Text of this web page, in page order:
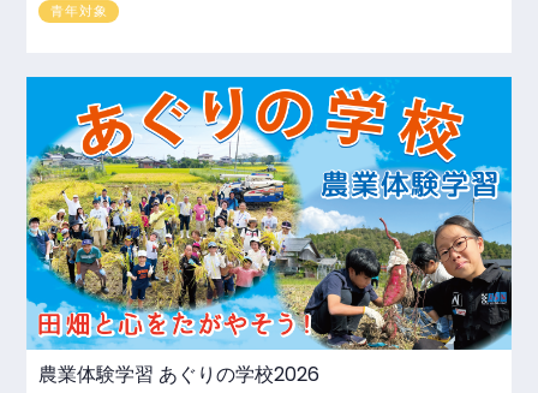
青年対象
農業体験学習 あぐりの学校2026